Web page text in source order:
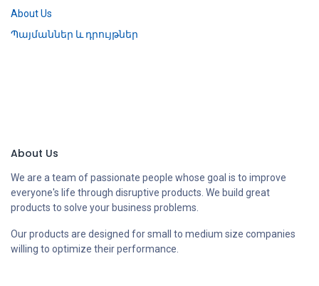
About Us
Պայմաններ և դրույթներ
About Us
We are a team of passionate people whose goal is to improve
everyone's life through disruptive products. We build great
products to solve your business problems.
Our products are designed for small to medium size companies
willing to optimize their performance.